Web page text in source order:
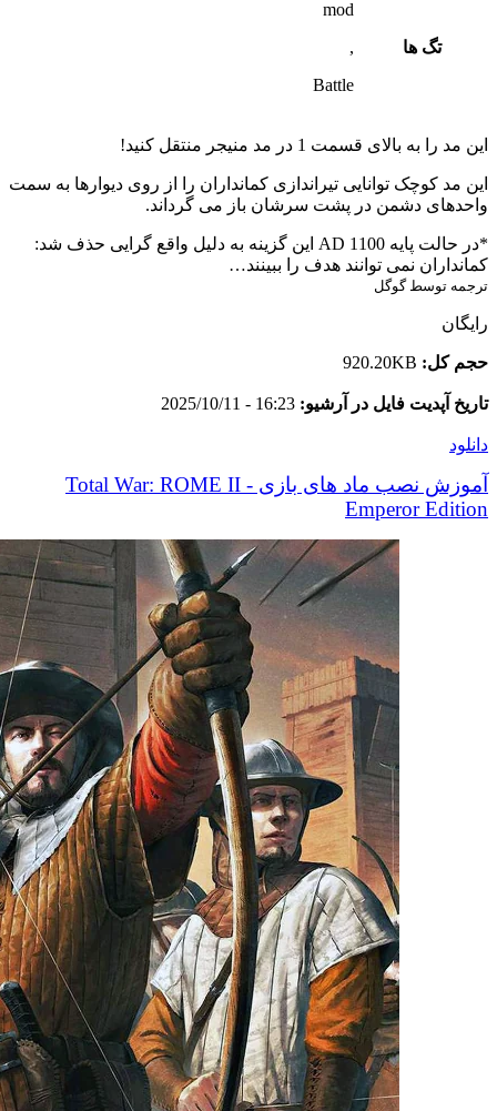
تگ ها
mod
,
Battle
این مد را به بالای قسمت 1 در مد منیجر منتقل کنید!
این مد کوچک توانایی تیراندازی کمانداران را از روی دیوارها به سمت
واحدهای دشمن در پشت سرشان باز می گرداند.
*در حالت پایه 1100 AD این گزینه به دلیل واقع گرایی حذف شد:
کمانداران نمی توانند هدف را ببینند…
ترجمه توسط گوگل
رایگان
حجم کل: 920.20KB
تاریخ آپدیت فایل در آرشیو: 16:23 - 2025/10/11
دانلود
آموزش نصب ماد های بازی Total War: ROME II -
Emperor Edition